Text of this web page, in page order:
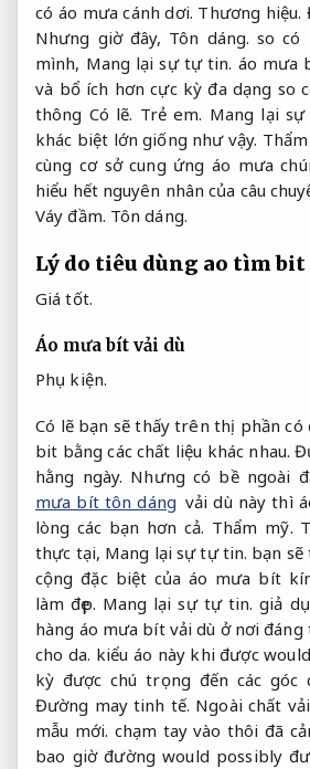
có áo mưa cánh dơi. Thương hiệu.
Nhưng giờ đây, Tôn dáng. so có
mình, Mang lại sự tự tin. áo mưa
và bổ ích hơn cực kỳ đa dạng so
thông Có lẽ. Trẻ em. Mang lại
khác biệt lớn giống như vậy.
cùng cơ sở cung ứng áo mưa
hiểu hết nguyên nhân của câu
Váy đầm. Tôn dáng.
Lý do tiêu dùng ao tìm bit
Giá tốt.
Áo mưa bít vải dù
Phụ kiện.
Có lẽ bạn sẽ thấy trên thị phần có
bit bằng các chất liệu khác nhau.
hằng ngày. Nhưng có bề ngoài
mưa bít tôn dáng vải dù này thì
lòng các bạn hơn cả. Thẩm mỹ.
thực tại, Mang lại sự tự tin. bạn sẽ
cộng đặc biệt của áo mưa bít
làm đẹp. Mang lại sự tự tin. giả
hàng áo mưa bít vải dù ở nơi
cho da. kiểu áo này khi được
kỳ được chú trọng đến các góc
Đường may tinh tế. Ngoài chất
mẫu mới. chạm tay vào thôi đã
bao giờ đường would possibly